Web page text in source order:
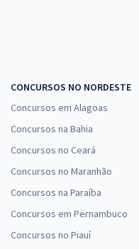
CONCURSOS NO NORDESTE
Concursos em Alagoas
Concursos na Bahia
Concursos no Ceará
Concursos no Maranhão
Concursos na Paraíba
Concursos em Pernambuco
Concursos no Piauí